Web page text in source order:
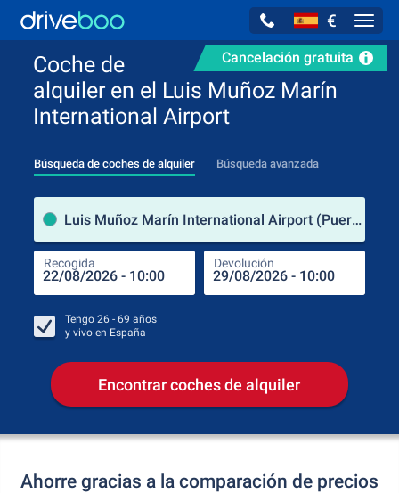
€
Cancelación gratuita
Coche de
alquiler en el Luis Muñoz Marín
International Airport
Búsqueda de coches de alquiler Búsqueda avanzada
Luis Muñoz Marín International Airport (Puerto Rico)
Recogida Devolución
Tengo 26 - 69 años
y vivo en España
Encontrar coches de alquiler
Ahorre gracias a la comparación de precios